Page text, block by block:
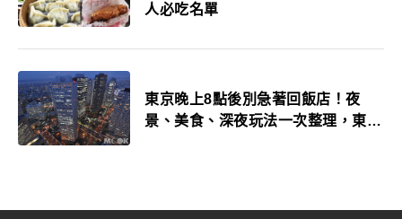
人必吃名單
東京晚上8點後別急著回飯店！夜
景、美食、深夜玩法一次整理，東京